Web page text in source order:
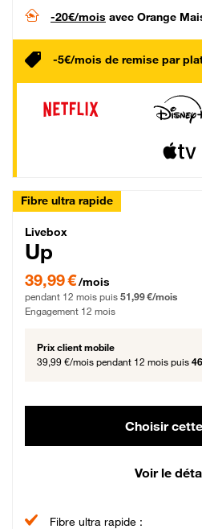
-20€/mois avec Orange
-5€/mois de remise par
Fibre ultra rapide
Livebox Up Fibre
Livebox
Up
39,99 € par mois pendant 12 mois puis
39,99 €/mois
pendant 12 mois puis 51,99 €/mois
Engagement 12 mois
Prix client mobile
39,99 €/mois pendant 12 mois puis
Choisir
Voir le
Fibre ultra rapide :